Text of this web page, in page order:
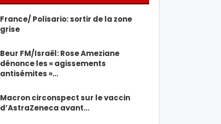
France/ Polisario: sortir de la zone
grise
Beur FM/Israël: Rose Ameziane
dénonce les « agissements
antisémites »…
Macron circonspect sur le vaccin
d’AstraZeneca avant…